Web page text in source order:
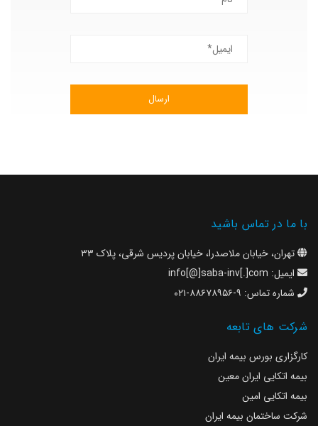
با ما در تماس باشید
تهران، خیابان ملاصدرا، خیابان پردیس شرقی، پلاک ۳۳
ایمیل: info[@]saba-inv[.]com
شماره تماس:
شرکت های تابعه
کارگزاری بورس بیمه ایران
بیمه اتکایی ایران معین
بیمه اتکایی امین
شرکت ساختمان بیمه ایران